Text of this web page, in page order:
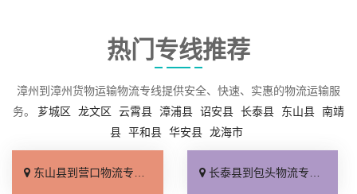
热门专线推荐
漳州到漳州货物运输物流专线提供安全、快速、实惠的物流运输服
务。 芗城区 龙文区 云霄县 漳浦县 诏安县 长泰县 东山县 南靖
县 平和县 华安县 龙海市
东山县到营口物流专线_专线快运「需要几天」 长泰县到包头物流专线_收费介绍「托运省心」